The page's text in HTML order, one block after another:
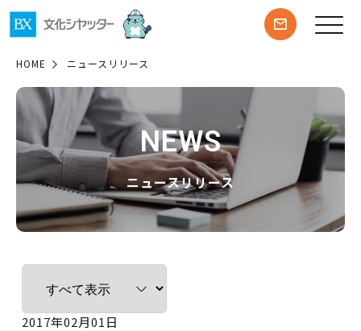
HOME ニュースリリース
NEWS
ニュースリリース
2017年02月01日